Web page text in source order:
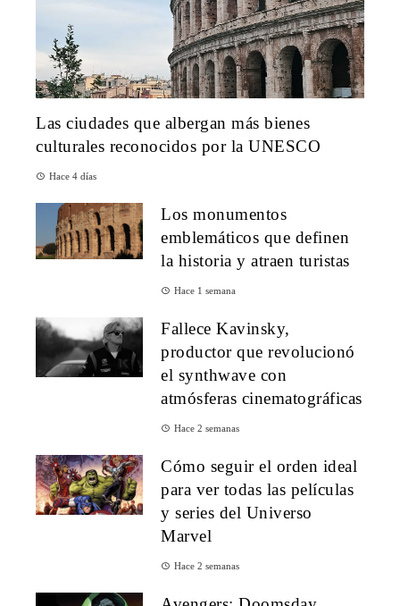
Las ciudades que albergan más bienes
culturales reconocidos por la UNESCO
Hace 4 días
Los monumentos
emblemáticos que definen
la historia y atraen turistas
Hace 1 semana
Fallece Kavinsky,
productor que revolucionó
el synthwave con
atmósferas cinematográficas
Hace 2 semanas
Cómo seguir el orden ideal
para ver todas las películas
y series del Universo
Marvel
Hace 2 semanas